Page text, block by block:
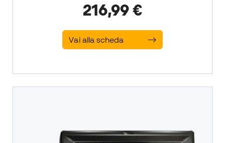
216,99 €
Vai alla scheda